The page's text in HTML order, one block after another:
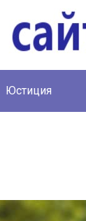
Юстиция